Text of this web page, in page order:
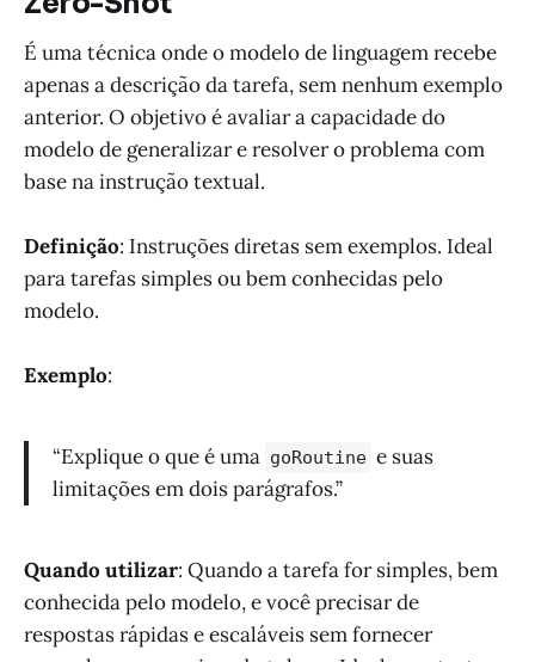
É uma técnica onde o modelo de linguagem recebe
apenas a descrição da tarefa, sem nenhum exemplo
anterior. O objetivo é avaliar a capacidade do
modelo de generalizar e resolver o problema com
base na instrução textual.
Definição: Instruções diretas sem exemplos. Ideal
para tarefas simples ou bem conhecidas pelo
modelo.
Exemplo:
“Explique o que é uma goRoutine e suas
limitações em dois parágrafos.”
Quando utilizar: Quando a tarefa for simples, bem
conhecida pelo modelo, e você precisar de
respostas rápidas e escaláveis sem fornecer